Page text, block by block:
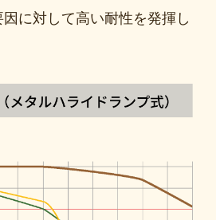
に対して高い耐性を発揮し